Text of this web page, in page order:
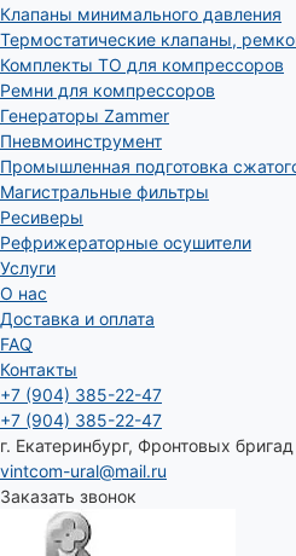
Клапаны минимального давления
Термостатические клапаны,
Комплекты ТО для компрессоров
Ремни для компрессоров
Генераторы Zammer
Пневмоинструмент
Промышленная подготовка
Магистральные фильтры
Ресиверы
Рефрижераторные осушители
Услуги
О нас
Доставка и оплата
FAQ
Контакты
+7 (904) 385-22-47
+7 (904) 385-22-47
г. Екатеринбург, Фронтовых
vintcom-ural@mail.ru
Заказать звонок